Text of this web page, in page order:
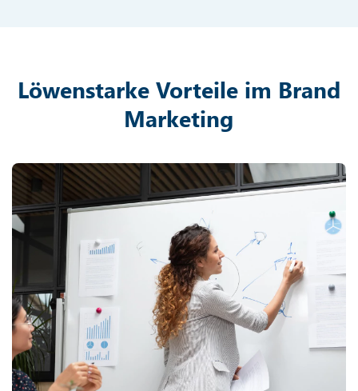
Löwenstarke Vorteile im Brand
Marketing